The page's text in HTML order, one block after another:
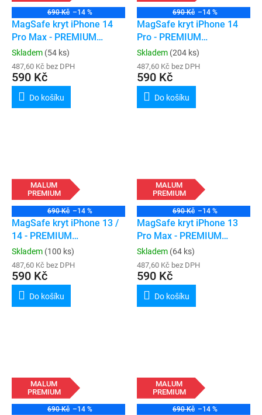
690 Kč –14 %
MagSafe kryt iPhone 14
Pro Max - PREMIUM
(transparent)
Skladem (54 ks)
487,60 Kč bez DPH
590 Kč
Do košíku
690 Kč –14 %
MagSafe kryt iPhone 14
Pro - PREMIUM
(transparent)
Skladem (204 ks)
487,60 Kč bez DPH
590 Kč
Do košíku
MALUM
PREMIUM
690 Kč –14 %
MagSafe kryt iPhone 13 /
14 - PREMIUM
(transparent)
Skladem (100 ks)
487,60 Kč bez DPH
590 Kč
Do košíku
MALUM
PREMIUM
690 Kč –14 %
MagSafe kryt iPhone 13
Pro Max - PREMIUM
(transparent)
Skladem (64 ks)
487,60 Kč bez DPH
590 Kč
Do košíku
MALUM
PREMIUM
690 Kč –14 %
MALUM
PREMIUM
690 Kč –14 %